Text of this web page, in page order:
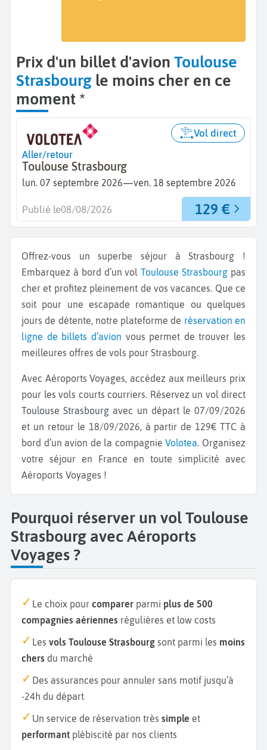
Prix d'un billet d'avion Toulouse
Strasbourg le moins cher en ce
moment *
Aller/retour
Toulouse Strasbourg
lun. 07 septembre 2026—ven. 18 septembre 2026
Vol direct
129 €
Publié le08/08/2026
Offrez-vous un superbe séjour à Strasbourg !
Embarquez à bord d’un volToulouse Strasbourg pas
cher et profitez pleinement de vos vacances. Que ce
soit pour une escapade romantique ou quelques
jours de détente, notre plateforme de réservation en
ligne de billets d’avion vous permet de trouver les
meilleures offres de vols pour Strasbourg.
Avec Aéroports Voyages, accédez aux meilleurs prix
pour les vols courts courriers. Réservez un vol direct
Toulouse Strasbourgavec un départ le 07/09/2026
et un retour le 18/09/2026, à partir de 129€ TTC à
bord d’un avion de la compagnieVolotea. Organisez
votre séjour en France en toute simplicité avec
Aéroports Voyages !
Pourquoi réserver un vol Toulouse
Strasbourg avec Aéroports
Voyages ?
Le choix pour comparer parmi plus de 500
compagnies aériennes régulières et low costs
Les vols Toulouse Strasbourg sont parmi les moins
chers du marché
Des assurances pour annuler sans motif jusqu’à
-24h du départ
Un service de réservation très simple et
performant plébiscité par nos clients